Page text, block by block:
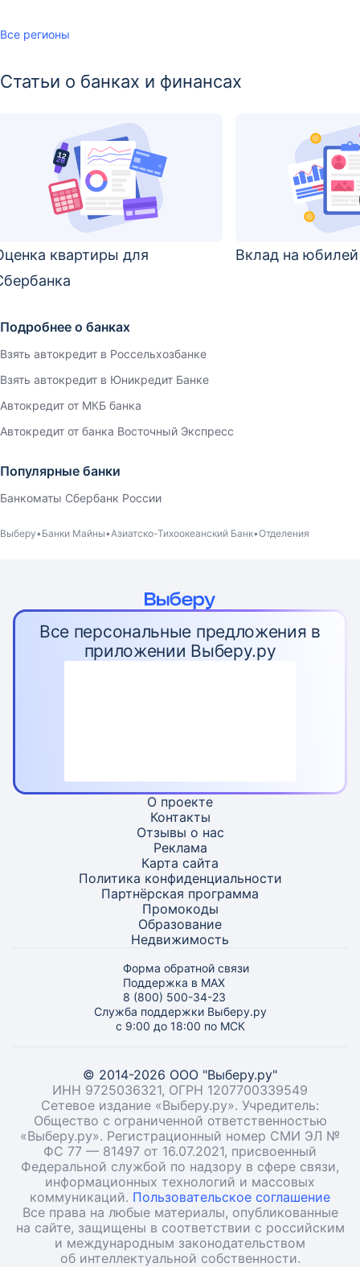
Все регионы
Статьи о банках и финансах
квартиры для
Вклад на юбилей
Подробнее о банках
Взять автокредит в Россельхозбанке
Взять автокредит в Юникредит Банке
Автокредит от МКБ банка
Автокредит от банка Восточный Экспресс
Популярные банки
Банкоматы Сбербанк России
Выберу Банки Майны Азиатско-Тихоокеанский Банк Отделения
Все персональные предложения в
приложении Выберу.ру
О проекте
Контакты
Отзывы о нас
Реклама
Карта сайта
Политика конфиденциальности
Партнёрская программа
Промокоды
Образование
Недвижимость
Форма обратной связи
Поддержка в MAX
8 (800) 500-34-23
Служба поддержки Выберу.ру
с 9:00 до 18:00 по МСК
© 2014-2026 ООО "Выберу.ру"
ИНН 9725036321, ОГРН 1207700339549
Сетевое издание «Выберу.ру». Учредитель:
Общество с ограниченной ответственностью
«Выберу.ру». Регистрационный номер СМИ ЭЛ №
ФС 77 — 81497 от 16.07.2021, присвоенный
Федеральной службой по надзору в сфере связи,
информационных технологий и массовых
коммуникаций. Пользовательское соглашение
Все права на любые материалы, опубликованные
на сайте, защищены в соответствии с российским
и международным законодательством
об интеллектуальной собственности.